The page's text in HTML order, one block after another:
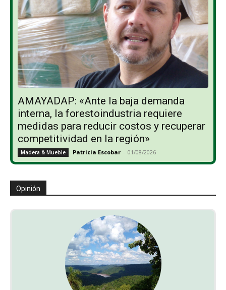
AMAYADAP: «Ante la baja demanda
interna, la forestoindustria requiere
medidas para reducir costos y recuperar
competitividad en la región»
Madera & Mueble Patricia Escobar - 01/08/2026
Opinión